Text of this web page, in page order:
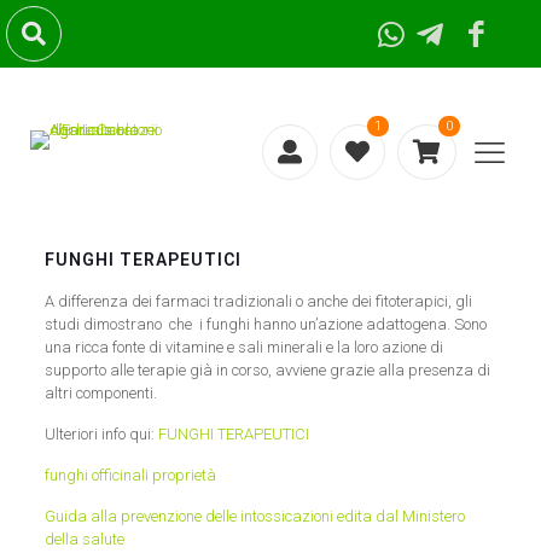
1 0
FUNGHI TERAPEUTICI
A differenza dei farmaci tradizionali o anche dei fitoterapici, gli
studi dimostrano che i funghi hanno un’azione adattogena. Sono
una ricca fonte di vitamine e sali minerali e la loro azione di
supporto alle terapie già in corso, avviene grazie alla presenza di
altri componenti.
Ulteriori info qui: FUNGHI TERAPEUTICI
funghi officinali proprietà
Guida alla prevenzione delle intossicazioni edita dal Ministero
della salute